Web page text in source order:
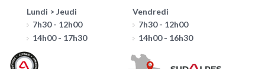
Lundi > Jeudi
7h30 - 12h00
14h00 - 17h30
Vendredi
7h30 - 12h00
14h00 - 16h30